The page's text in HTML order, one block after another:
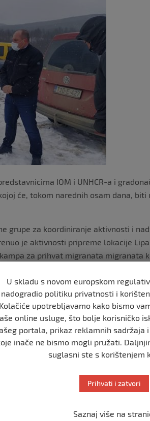
IOM i UNHCR-a i
će, tokom narednih osam dana, biti
grupe za koordiniranje aktivnosti i
je aktivnosti pripreme lokacije
za prihvat migranata migranata
je i njihovo i javno zdravlje.
kantona, Vlada Kantona,
preventivnih mjera zaštite za
Gradu Bihaću doznačen iznos od 60
Lipa za prihvat migranata. U
ministra sigurnosti VM BiH Fahrudina
i prihvatu migranata dok traje
brzo uspostavljanje osnovne
U skladu s novom europskom
nadogradio politiku privatnosti i
Kolačiće upotrebljavamo kako bismo
online usluge, što bolje korisničko
portala, prikaz reklamnih sadržaja
inače ne bismo mogli pružati.
suglasni ste s korištenjem
Prihvati i zatvori
Saznaj više na